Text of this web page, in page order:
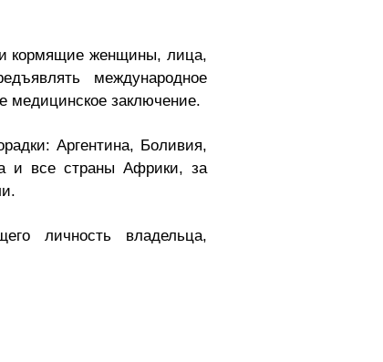
и кормящие женщины, лица,
международное
медицинское заключение.
Аргентина, Боливия,
и все страны Африки, за
личность владельца,